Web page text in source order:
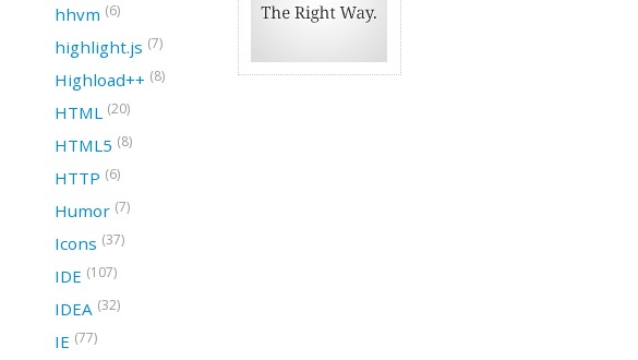
hhvm (6)
highlight.js (7)
Highload++ (8)
HTML (20)
HTML5 (8)
HTTP (6)
Humor (7)
Icons (37)
IDE (107)
IDEA (32)
IE (77)